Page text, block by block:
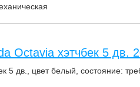
Octavia хэтчбек 5 дв.
5 дв., цвет белый, состояние: